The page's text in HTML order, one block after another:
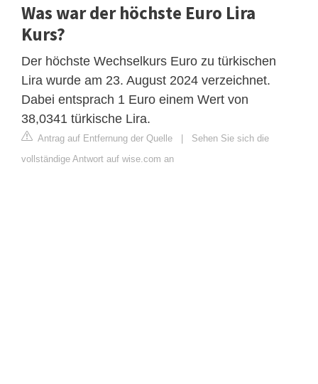
Was war der höchste Euro Lira
Kurs?
Der höchste Wechselkurs Euro zu türkischen
Lira wurde am 23. August 2024 verzeichnet.
Dabei entsprach 1 Euro einem Wert von
38,0341 türkische Lira.
Antrag auf Entfernung der Quelle | Sehen Sie sich die
vollständige Antwort auf wise.com an